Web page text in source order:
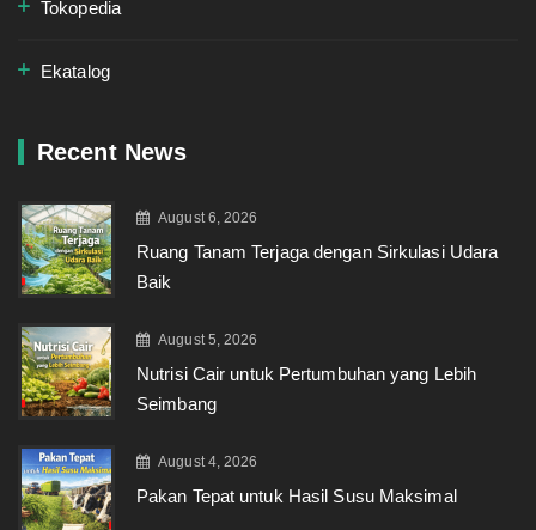
Tokopedia
Ekatalog
Recent News
August 6, 2026
Ruang Tanam Terjaga dengan Sirkulasi Udara
Baik
August 5, 2026
Nutrisi Cair untuk Pertumbuhan yang Lebih
Seimbang
August 4, 2026
Pakan Tepat untuk Hasil Susu Maksimal